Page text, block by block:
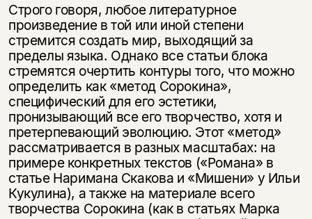
Строго говоря, любое литературное
произведение в той или иной степени
стремится создать мир, выходящий за
пределы языка. Однако все статьи блока
стремятся очертить контуры того, что можно
определить как «метод Сорокина»,
специфический для его эстетики,
пронизывающий все его твор­чество, хотя и
претерпевающий эволюцию. Этот «метод»
рассматривается в разных масштабах: на
примере конкретных текстов («Романа» в
статье Наримана Скакова и «Мишени» у Ильи
Кукулина), а также на материале всего
творчества Сорокина (как в статьях Марка